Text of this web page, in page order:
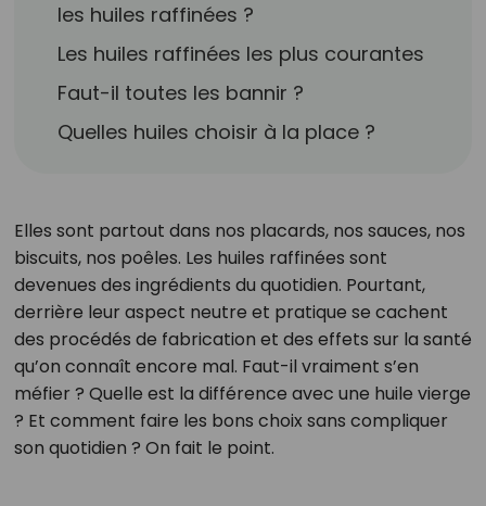
les huiles raffinées ?
Les huiles raffinées les plus courantes
Faut-il toutes les bannir ?
Quelles huiles choisir à la place ?
Elles sont partout dans nos placards, nos sauces, nos
biscuits, nos poêles. Les huiles raffinées sont
devenues des ingrédients du quotidien. Pourtant,
derrière leur aspect neutre et pratique se cachent
des procédés de fabrication et des effets sur la santé
qu’on connaît encore mal. Faut-il vraiment s’en
méfier ? Quelle est la différence avec une huile vierge
? Et comment faire les bons choix sans compliquer
son quotidien ? On fait le point.